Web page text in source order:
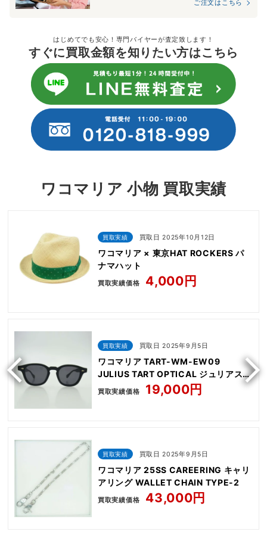
ご注文はこちら
はじめてでも安心！専門バイヤーが査定致します！
すぐに買取金額を知りたい方はこちら
ワコマリア 小物 買取実績
買取実績 買取日 2025年10月12日
ワコマリア × 東京HAT ROCKERS パ
ナマハット
買取実績価格 4,000円
買取実績 買取日 2025年9月5日
ワコマリア TART-WM-EW09
JULIUS TART OPTICAL ジュリアスタ
ートオプティカル GLASSES ボストン
買取実績価格 19,000円
買取実績 買取日 2025年9月5日
ワコマリア 25SS CAREERING キャリ
アリング WALLET CHAIN TYPE-2
買取実績価格 43,000円